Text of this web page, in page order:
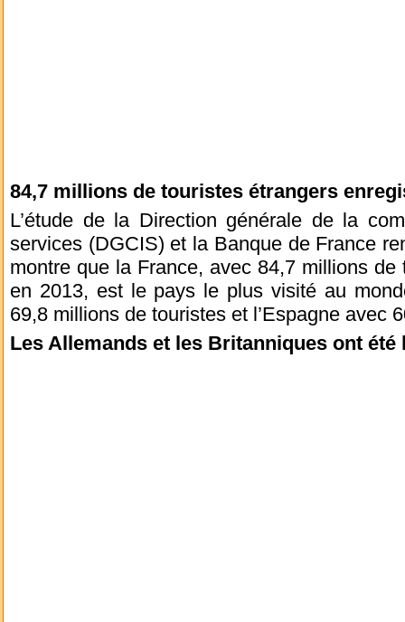
84,7 millions de touristes étrangers
L’étude de la Direction générale de la
services (DGCIS) et la Banque de France
montre que la France, avec 84,7 millions
en 2013, est le pays le plus visité au
69,8 millions de touristes et l’Espagne avec
Les Allemands et les Britanniques ont